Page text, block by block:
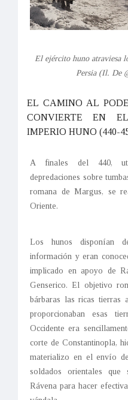
El ejército huno atraviesa
Persia (Il. De
EL CAMINO AL
CONVIERTE EN
IMPERIO HUNO (440-
A finales del 440,
depredaciones sobre
romana de Margus, se
Oriente.
Los hunos disponían
información y eran
implicado en apoyo de
Genserico. El objetivo
bárbaras las ricas tierras
proporcionaban esas
Occidente era
corte de Constantinopla,
materializo en el envío
soldados orientales
Rávena para hacer